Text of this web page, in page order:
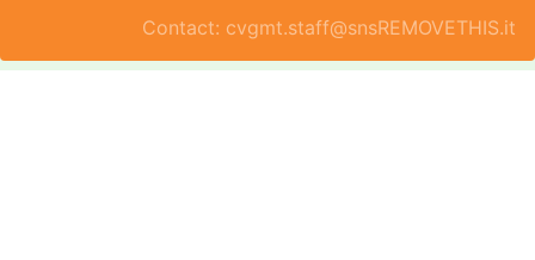
Contact: cvgmt.staff@snsREMOVETHIS.it